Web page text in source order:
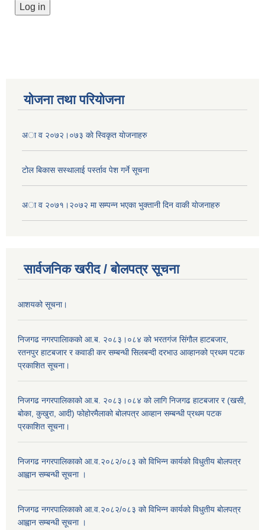
योजना तथा परियोजना
अा व २०७२।०७३ काे स्विकृत याेजनाहरु
टोल बिकास स‌स्थालाई प‌र्स्ताव पेश गर्ने सूचना
अा‍ व २०७१।२०७२ मा सम्पन्न भएका भुक्तानी दिन वा‌की याेजनाहरु
सार्वजनिक खरीद / बोलपत्र सूचना
आशयको सूचना।
निजगढ नगरपालिाकको आ.ब. २०८३।०८४ को भरतगंज सिंगौल हाटबजार,
रतनपुर हाटबजार र कवाडी कर सम्बन्धी सिलबन्दी दरभाउ आव्हानको प्रथम पटक
प्रकाशित सूचना।
निजगढ नगरपालिकाको आ.ब. २०८३।०८४ को लागि निजगढ हाटबजार र (खसी,
बोका, कुखुरा, आदी) फोहोरमैलाको बोलपत्र आव्हान सम्बन्धी प्रथम पटक
प्रकाशित सूचना।
निजगढ नगरपालिकाको आ.व.२०८२/०८३ को विभिन्न कार्यको विधुतीय बोलपत्र
आह्वान सम्बन्धी सूचना ।
निजगढ नगरपालिकाको आ.व.२०८२/०८३ को विभिन्न कार्यको विधुतीय बोलपत्र
आह्वान सम्बन्धी सूचना ।